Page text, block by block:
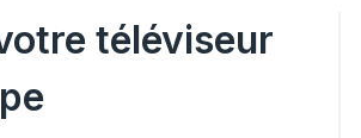
téléviseur